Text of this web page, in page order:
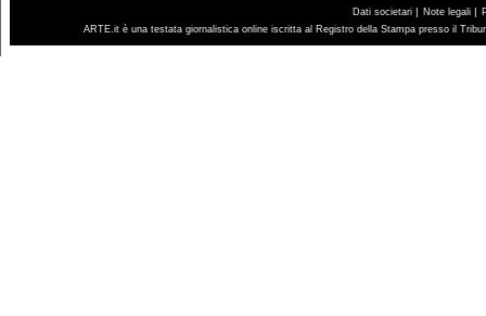
Dati societari | Note legali |
ARTE.it è una testata giornalistica online iscritta al Registro della Stampa presso il